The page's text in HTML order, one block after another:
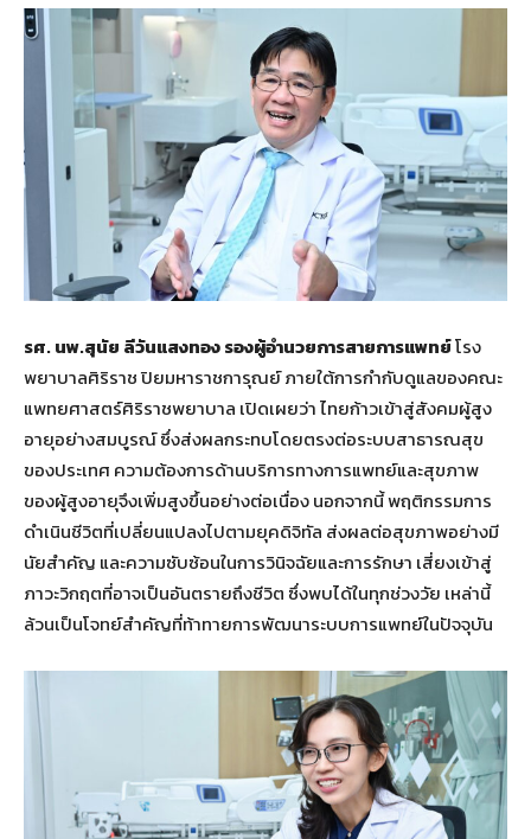
รศ. นพ.สุนัย ลีวันแสงทอง รองผู้อำนวยการสายการแพทย์โรง
พยาบาลศิริราช ปิยมหาราชการุณย์ ภายใต้การกำกับดูแลของคณะ
แพทยศาสตร์ศิริราชพยาบาล เปิดเผยว่า ไทยก้าวเข้าสู่สังคมผู้สูง
อายุอย่างสมบูรณ์ ซึ่งส่งผลกระทบโดยตรงต่อระบบสาธารณสุข
ของประเทศ ความต้องการด้านบริการทางการแพทย์และสุขภาพ
ของผู้สูงอายุจึงเพิ่มสูงขึ้นอย่างต่อเนื่อง นอกจากนี้ พฤติกรรมการ
ดำเนินชีวิตที่เปลี่ยนแปลงไปตามยุคดิจิทัล ส่งผลต่อสุขภาพอย่างมี
นัยสำคัญ และความซับซ้อนในการวินิจฉัยและการรักษา เสี่ยงเข้าสู่
ภาวะวิกฤตที่อาจเป็นอันตรายถึงชีวิต ซึ่งพบได้ในทุกช่วงวัย เหล่านี้
ล้วนเป็นโจทย์สำคัญที่ท้าทายการพัฒนาระบบการแพทย์ในปัจจุบัน